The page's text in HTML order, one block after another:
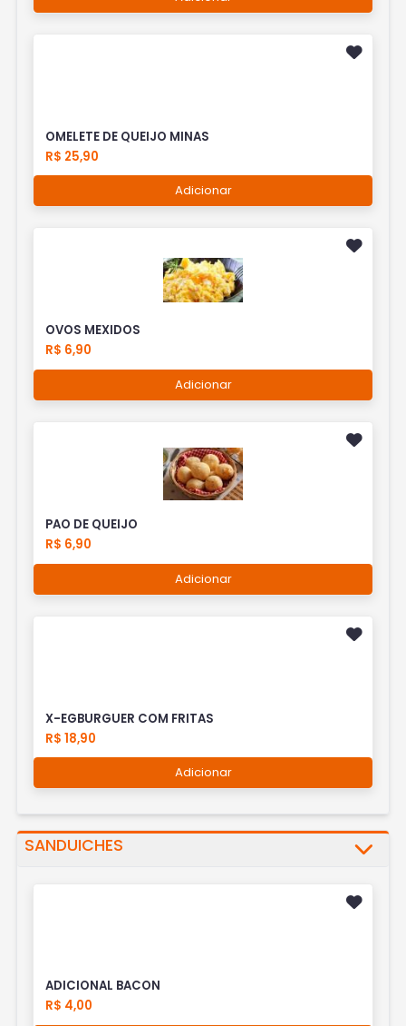
OMELETE DE QUEIJO MINAS
R$ 25,90
Adicionar
OVOS MEXIDOS
R$ 6,90
Adicionar
PAO DE QUEIJO
R$ 6,90
Adicionar
X-EGBURGUER COM FRITAS
R$ 18,90
Adicionar
SANDUICHES
ADICIONAL BACON
R$ 4,00